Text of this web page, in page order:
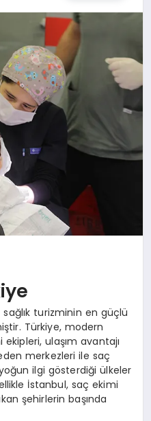
turizminin en güçlü
Türkiye, modern
ulaşım avantajı
merkezleri ile saç
ilgi gösterdiği ülkeler
İstanbul, saç ekimi
şehirlerin başında